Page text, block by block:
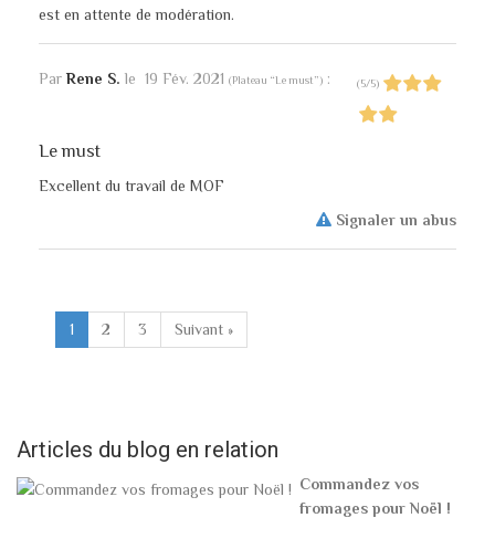
est en attente de modération.
Par Rene S. le 19 Fév. 2021 (Plateau “Le must”) : (5/5)
Le must
Excellent du travail de MOF
Signaler un abus
1 2 3 Suivant »
Articles du blog en relation
Commandez vos
fromages pour Noël !